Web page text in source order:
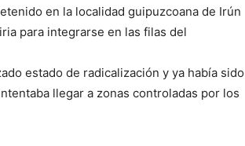
en la localidad guipuzcoana de Irún
para integrarse en las filas del
estado de radicalización y ya había sido
llegar a zonas controladas por los